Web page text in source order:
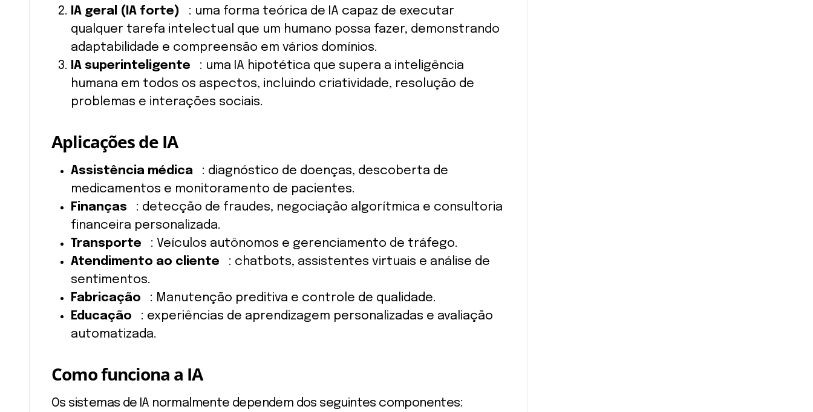
IA geral (IA forte) : uma forma teórica de IA capaz de executar
qualquer tarefa intelectual que um humano possa fazer, demonstrando
adaptabilidade e compreensão em vários domínios.
IA superinteligente : uma IA hipotética que supera a inteligência
humana em todos os aspectos, incluindo criatividade, resolução de
problemas e interações sociais.
Aplicações de IA
Assistência médica : diagnóstico de doenças, descoberta de
medicamentos e monitoramento de pacientes.
Finanças : detecção de fraudes, negociação algorítmica e consultoria
financeira personalizada.
Transporte : Veículos autônomos e gerenciamento de tráfego.
Atendimento ao cliente : chatbots, assistentes virtuais e análise de
sentimentos.
Fabricação : Manutenção preditiva e controle de qualidade.
Educação : experiências de aprendizagem personalizadas e avaliação
automatizada.
Como funciona a IA
Os sistemas de IA normalmente dependem dos seguintes componentes: